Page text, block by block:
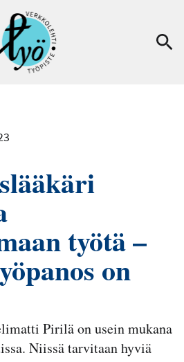
työtä –
on
Pirilä on usein mukana
Niissä tarvitaan hyviä